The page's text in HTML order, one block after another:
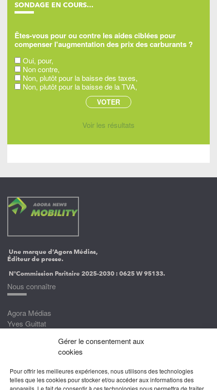
Gérer le consentement aux
cookies
Pour offrir les meilleures expériences, nous utilisons des technologies
telles que les cookies pour stocker et/ou accéder aux informations des
appareils. Le fait de consentir à ces technologies nous permettra de traiter
SONDAGE EN COURS…
Êtes-vous pour ou contre les aides ciblées pour
compenser l'augmentation des prix des carburants ?
Oui, pour,
Non contre,
Non, plutôt pour la baisse des taxes,
Non, plutôt pour la baisse de la TVA,
Voir les résultats
Une marque d’Agora Médias,
Éditeur de presse.
N°Commission Paritaire 2025-2030 :0625 W 95133.
Nous connaître
Agora Médias
Yves Guittat
Devenez correspondant
Rejoignez nos experts